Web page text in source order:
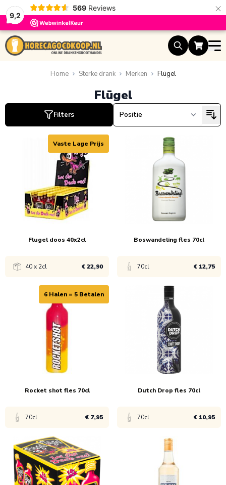
9,2
569 Reviews ×
Ga naar de inhoud
Home Sterke drank Merken Flügel
Flügel
Filters
Vaste Lage Prijs
Flugel doos 40x2cl
40 x 2cl € 22,90
Bekijk product
€ 24,90
€ 23,90
Boswandeling fles 70cl
70cl € 12,75
Bekijk product
€ 13,75
€ 12,75
6 Halen = 5 Betalen
Rocket shot fles 70cl
70cl € 7,95
Bekijk product
1x € 9,55
Dutch Drop fles 70cl
70cl € 10,95
Bekijk product
€ 11,45